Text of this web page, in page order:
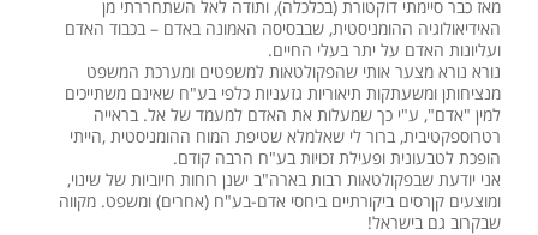
מאז כבר סיימתי דוקטורת (בכלכלה), ותודה לאל השתחררתי מן
האידיאולוגיה ההומניסטית, שבבסיסה האמונה באדם – בכבוד האדם
ועליונות האדם על יתר בעלי החיים.
נורא נורא מצער אותי שהפקולטאות למשפטים ומערכת המשפט
מנציחותן ומשעתקות תיאוריות גזעניות כלפי בע"ח שאינם משתייכים
למין "אדם", ע"י כך שמעלות את האדם למעמד של אל. בראייה
רטרוספקטיבית, ברור לי שאלמלא שטיפת המוח ההומניסטית ,הייתי
הופכת לטבעונית ופעילת זכויות בע"ח הרבה קודם.
אני יודעת שבפקולטאות רבות בארה"ב ישנן רוחות חיוביות של שינוי,
ומוצעים קןרסים ביקורתיים ביחסי אדם-בע"ח (אחרים) ומשפט. מקווה
שבקרוב גם בישראל!